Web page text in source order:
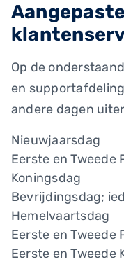
Op de
en
andere dagen
Nieuwjaarsdag
Eerste en Tweede
Koningsdag
Bevrijdingsdag;
Hemelvaartsdag
Eerste en Tweede
Eerste en Tweede